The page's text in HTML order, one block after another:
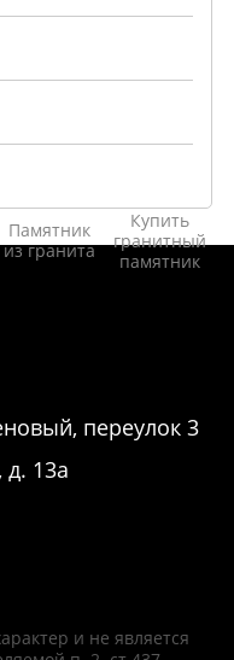
Памятник
из гранита
Купить
гранитный
памятник
переулок 3
д. 13а
и не является